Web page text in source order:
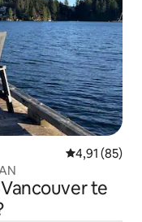
Gemiddelde
4,91 (85)
te